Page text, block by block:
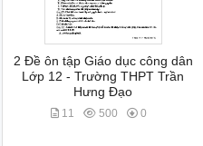
2 Đề ôn tập Giáo dục công dân
Lớp 12 - Trường THPT Trần
Hưng Đạo
11 500 0